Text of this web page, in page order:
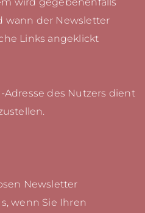
wird gegebenenfalls
wann der Newsletter
Links angeklickt
des Nutzers dient
Newsletter
wenn Sie Ihren